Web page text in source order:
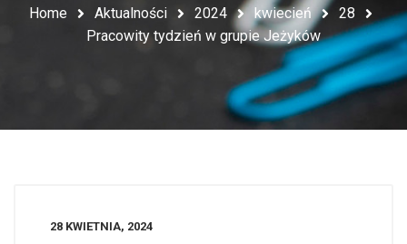
Home Aktualności 2024 kwiecień
28
Pracowity tydzień w grupie Jeżyków
28 KWIETNIA, 2024